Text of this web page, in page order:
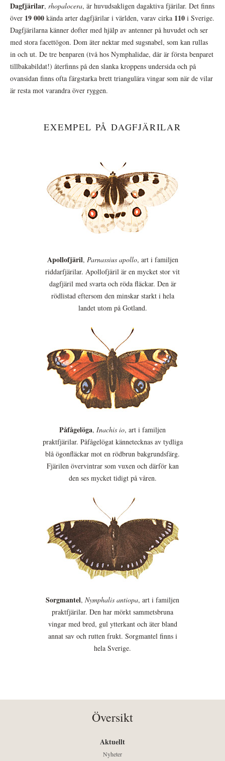
Dagfjärilar, rhopalocera, är huvudsakligen dagaktiva fjärilar. Det finns
över 19 000 kända arter dagfjärilar i världen, varav cirka 110 i Sverige.
Dagfjärilarna känner dofter med hjälp av antenner på huvudet och ser
med stora facettögon. Dom äter nektar med sugsnabel, som kan rullas
in och ut. De tre benparen (två hos Nymphalidae, där är första benparet
tillbakabildat!) återfinns på den slanka kroppens undersida och på
ovansidan finns ofta färgstarka brett triangulära vingar som när de vilar
är resta mot varandra över ryggen.
EXEMPEL PÅ DAGFJÄRILAR
Apollofjäril, Parnassius apollo, art i familjen
riddarfjärilar. Apollofjäril är en mycket stor vit
dagfjäril med svarta och röda fläckar. Den är
rödlistad eftersom den minskar starkt i hela
landet utom på Gotland.
Påfågelöga, Inachis io, art i familjen
praktfjärilar. Påfågelögat kännetecknas av tydliga
blå ögonfläckar mot en rödbrun bakgrundsfärg.
Fjärilen övervintrar som vuxen och därför kan
den ses mycket tidigt på våren.
Sorgmantel, Nymphalis antiopa, art i familjen
praktfjärilar. Den har mörkt sammetsbruna
vingar med bred, gul ytterkant och äter bland
annat sav och rutten frukt. Sorgmantel finns i
hela Sverige.
Översikt
Aktuellt
Nyheter